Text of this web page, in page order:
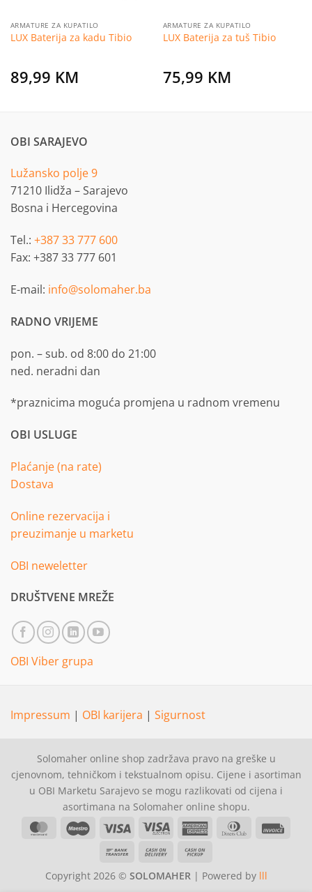
ARMATURE ZA KUPATILO
LUX Baterija za kadu Tibio
89,99 KM
ARMATURE ZA KUPATILO
LUX Baterija za tuš Tibio
75,99 KM
OBI SARAJEVO
Lužansko polje 9
71210 Ilidža – Sarajevo
Bosna i Hercegovina
Tel.: +387 33 777 600
Fax: +387 33 777 601
E-mail: info@solomaher.ba
RADNO VRIJEME
pon. – sub. od 8:00 do 21:00
ned. neradni dan
*praznicima moguća promjena u radnom vremenu
OBI USLUGE
Plaćanje (na rate)
Dostava
Online rezervacija i
preuzimanje u marketu
OBI neweletter
DRUŠTVENE MREŽE
OBI Viber grupa
Impressum | OBI karijera | Sigurnost
Solomaher online shop zadržava pravo na greške u
cjenovnom, tehničkom i tekstualnom opisu. Cijene i asortiman
u OBI Marketu Sarajevo se mogu razlikovati od cijena i
asortimana na Solomaher online shopu.
MasterCardMaestro Visa
Visa
American Dinners
Bank
Cash
Delivery Pickup
Copyright 2026 © SOLOMAHER| Powered by lll